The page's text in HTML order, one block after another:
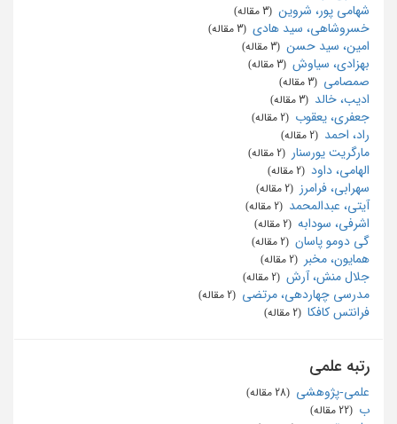
شهامی پور، شروین
خسروشاهی، سید هادی
امین، سید حسن
بهزادی، سیاوش
صمصامی
ادیب، خالد
جعفری، یعقوب
راد، احمد
مارگریت یورسنار
الهامی، داود
سهرابی، فرامرز
آیتی، عبدالمحمد
اشرفی، سودابه
گی دومو پاسان
همایون، مخبر
جلال منش، آرش
مدرسی چهاردهی، مرتضی
فرانتس کافکا
رتبه علمی
علمی-پژوهشی
ب